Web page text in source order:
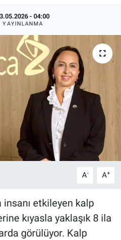
- 04:00
YAYINLANMA
A- A+
insanı etkileyen kalp
kıyasla yaklaşık 8 ila
görülüyor. Kalp